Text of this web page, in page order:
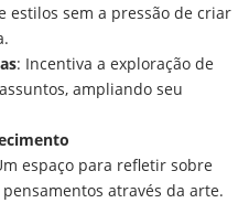
estilos sem a pressão de criar
: Incentiva a exploração de
ampliando seu
espaço para refletir sobre
através da arte.